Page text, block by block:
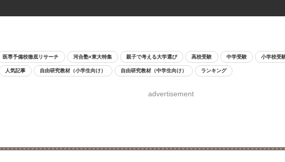
医専予備校徹底リサーチ 河合塾×東大特集 親子で考える大学選び 高校受験 中学受験 小学校受
人気記事 自由研究教材（小学生向け） 自由研究教材（中学生向け） ランキング
advertisement